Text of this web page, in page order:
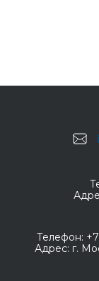
Телефон:
Адрес: г.